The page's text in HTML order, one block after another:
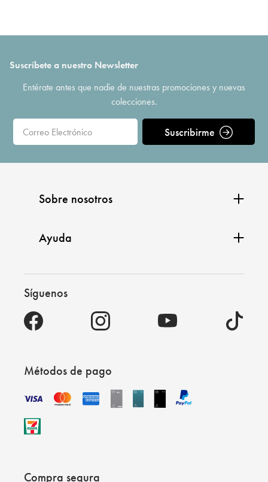
Suscríbete a nuestro Newsletter
Entérate antes que nadie de nuestras promociones y nuevas
colecciones.
Suscribirme
Sobre nosotros
Ayuda
Síguenos
Métodos de pago
Compra segura